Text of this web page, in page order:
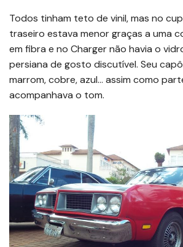
Todos tinham teto de vinil, mas no
traseiro estava menor graças a uma
em fibra e no Charger não havia o
persiana de gosto discutível. Seu
marrom, cobre, azul… assim como
acompanhava o tom.